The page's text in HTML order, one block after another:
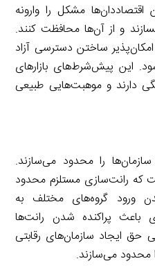
مشکل را وارونه
بسازند و از آن‌ها محافظت کنند.
ساختن دسترسی آزاد
این پیش‌شرط‌های بازارهای
دارند و موهبت‌هایی طبیعی
را محدود می‌سازند.
که رانت‌سازی مستلزم محدود
ورود گروه‌های مختلف به
باعث پراکنده شدن رانت‌ها
حق ایجاد سازمان‌های رقابتی
محدود می‌سازند.